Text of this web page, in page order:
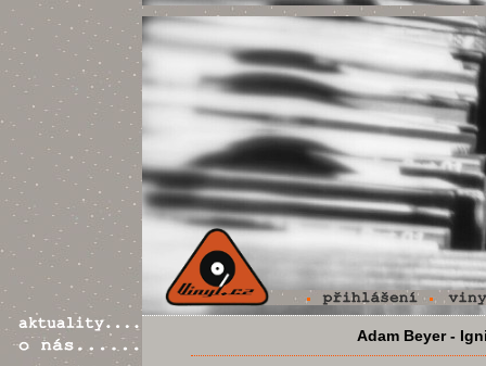
Adam Beyer -